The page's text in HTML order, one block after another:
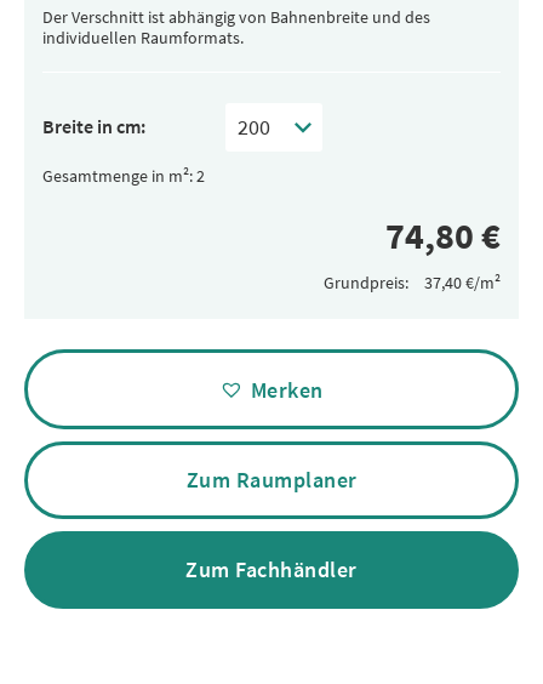
Der Verschnitt ist abhängig von Bahnenbreite und des
individuellen Raumformats.
Breite in cm:
Gesamtmenge in m²:
Grundpreis:
Alternative:
Merken
Zum Raumplaner
Zum Fachhändler